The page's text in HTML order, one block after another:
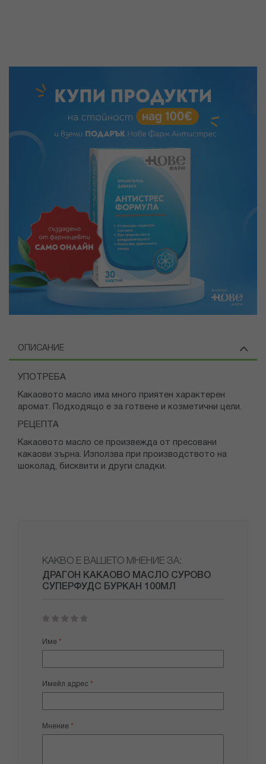
ОПИСАНИЕ
УПОТРЕБА
Какаовото масло има много приятен характерен
аромат. Подходящо е за готвене и козметични цели.
РЕЦЕПТА
Какаовото масло се произвежда от пресовани
какаови зърна. Използва при производството на
шоколад, бисквити и други сладки.
КАКВО Е ВАШЕТО МНЕНИЕ ЗА:
ДРАГОН КАКАОВО МАСЛО СУРОВО
СУПЕРФУДС БУРКАН 100МЛ
star
stars
stars
stars
stars
Име
Имейл адрес
Мнение